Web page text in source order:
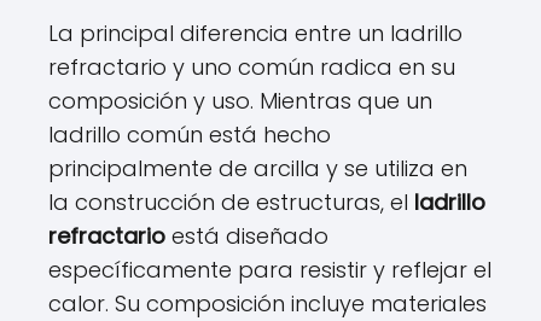
La principal diferencia entre un ladrillo
refractario y uno común radica en su
composición y uso. Mientras que un
ladrillo común está hecho
principalmente de arcilla y se utiliza en
la construcción de estructuras, el ladrillo
refractario está diseñado
específicamente para resistir y reflejar el
calor. Su composición incluye materiales